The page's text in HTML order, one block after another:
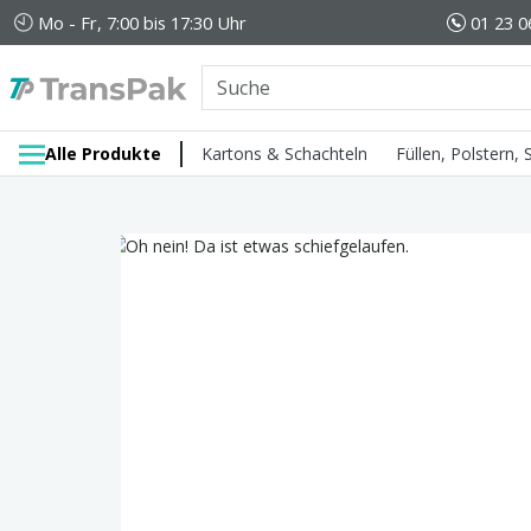
Mo - Fr, 7:00 bis 17:30 Uhr 01 23
Alle Produkte Kartons & Schachteln Füllen, Polstern,